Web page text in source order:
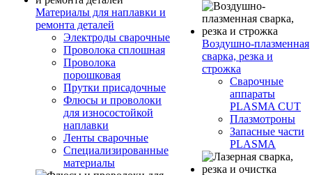
Материалы для наплавки и
ремонта деталей
Электроды сварочные
Проволока сплошная
Проволока
порошковая
Прутки присадочные
Флюсы и проволоки
для износостойкой
наплавки
Ленты сварочные
Специализированные
материалы
Воздушно-плазменная
сварка, резка и
строжка
Сварочные
аппараты
PLASMA CUT
Плазмотроны
Запасные части
PLASMA